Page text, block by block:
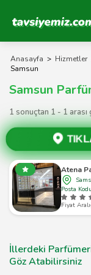
Tavsiyemiz
Anasayfa > Hizmetler
Samsun
Samsun
1 sonuçtan 1 - 1
Atena
Posta
Fiyat
İllerdeki
Göz Atabilirsiniz